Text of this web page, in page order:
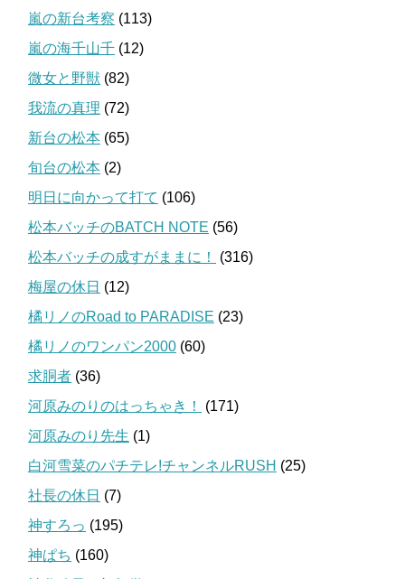
嵐の新台考察 (113)
嵐の海千山千 (12)
微女と野獣 (82)
我流の真理 (72)
新台の松本 (65)
旬台の松本 (2)
明日に向かって打て (106)
松本バッチのBATCH NOTE (56)
松本バッチの成すがままに！
(316)
梅屋の休日 (12)
橘リノのRoad to PARADISE (23)
橘リノのワンパン2000 (60)
求胴者 (36)
河原みのりのはっちゃき！
(171)
河原みのり先生 (1)
白河雪菜のパチテレ!チャンネルRUSH (25)
社長の休日 (7)
神すろっ (195)
神ぱち (160)